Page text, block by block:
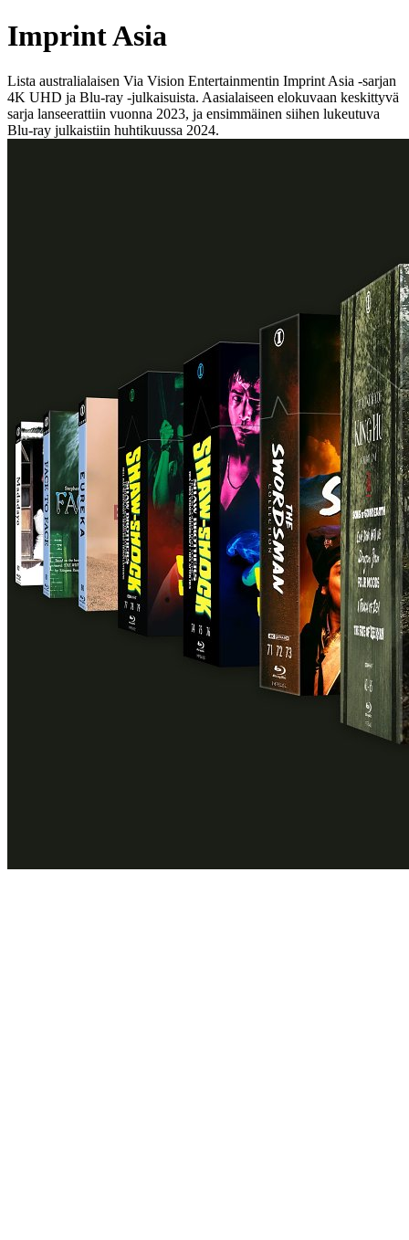
Imprint Asia
Lista australialaisen Via Vision Entertainmentin Imprint Asia -sarjan
4K UHD ja Blu-ray -julkaisuista. Aasialaiseen elokuvaan keskittyvä
sarja lanseerattiin vuonna 2023, ja ensimmäinen siihen lukeutuva
Blu-ray julkaistiin huhtikuussa 2024.